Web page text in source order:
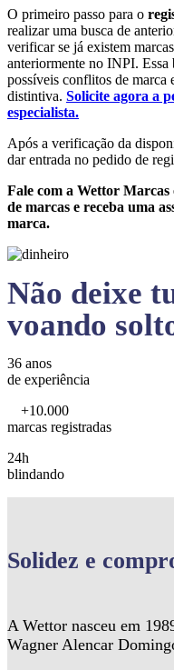
O primeiro passo para o
realizar uma busca de
verificar se já existem
anteriormente no INPI. Essa
possíveis conflitos de marca
distintiva. Solicite agora a
especialista.
Após a verificação da
dar entrada no pedido de
Fale com a Wettor Marcas
de marcas e receba uma
marca.
Não deixe
voando
36 anos
de experiência
+10.000
marcas registradas
24h
blindando
Solidez e
A Wettor nasceu em
Wagner Alencar